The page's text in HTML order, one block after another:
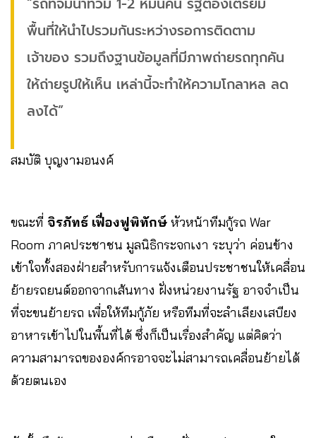
พื้นที่ให้นำไปรวมกันระหว่างรอการติดตาม
เจ้าของ รวมถึงฐานข้อมูลที่มีภาพถ่ายรถทุกคัน
ให้ถ่ายรูปให้เห็น เหล่านี้จะทำให้ความโกลาหล ลด
ลงได้”
สมบัติ บุญงามอนงค์
ขณะที่ จิรภัทธ์ เฟื่องฟูพิทักษ์ หัวหน้าทีมกู้รถ War
Room ภาคประชาชน มูลนิธิกระจกเงา ระบุว่า ค่อนข้าง
เข้าใจทั้งสองฝ่ายสำหรับการแจ้งเตือนประชาชนให้เคลื่อน
ย้ายรถยนต์ออกจากเส้นทาง ฝั่งหน่วยงานรัฐ อาจจำเป็น
ที่จะขนย้ายรถ เพื่อให้ทีมกู้ภัย หรือทีมที่จะลำเลียงเสบียง
อาหารเข้าไปในพื้นที่ได้ ซึ่งก็เป็นเรื่องสำคัญ แต่คิดว่า
ความสามารถขององค์กรอาจจะไม่สามารถเคลื่อนย้ายได้
ด้วยตนเอง